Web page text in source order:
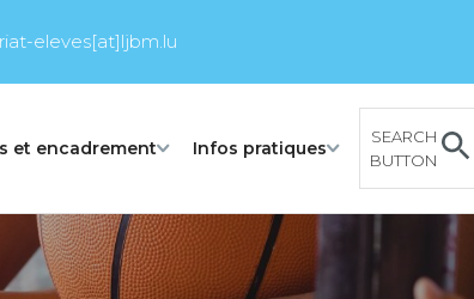
eleves[at]ljbm.lu
et encadrement Infos pratiques
SEARCH
BUTTON